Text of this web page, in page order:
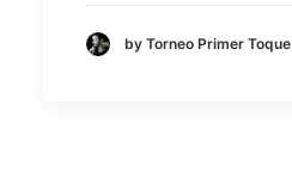
by Torneo Primer Toque